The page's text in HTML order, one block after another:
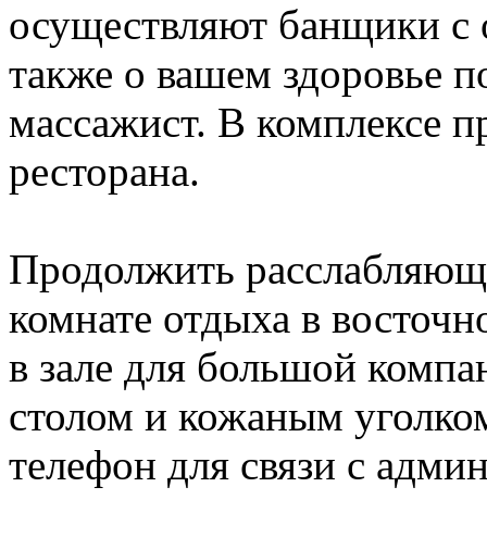
осуществляют банщики
также о вашем здоровье
массажист. В комплексе
ресторана.
Продолжить
комнате отдыха в
в зале для большой
столом и кожаным
телефон для связи с